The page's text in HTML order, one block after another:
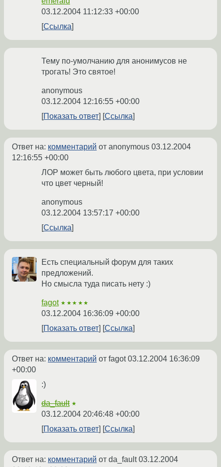
03.12.2004 11:12:33 +00:00
Ссылка
Тему по-умолчанию для анонимусов не
трогать! Это святое!
anonymous
03.12.2004 12:16:55 +00:00
Показать ответ
Ссылка
Ответ на: комментарий от anonymous 03.12.2004
12:16:55 +00:00
ЛОР может быть любого цвета, при условии
что цвет черный!
anonymous
03.12.2004 13:57:17 +00:00
Ссылка
Есть специальный форум для таких
предложений.
Но смысла туда писать нету :)
fagot ★★★★★
03.12.2004 16:36:09 +00:00
Показать ответ
Ссылка
Ответ на: комментарий от fagot03.12.2004 16:36:09
+00:00
:)
da_fault ★
03.12.2004 20:46:48 +00:00
Показать ответ
Ссылка
Ответ на: комментарий от da_fault03.12.2004